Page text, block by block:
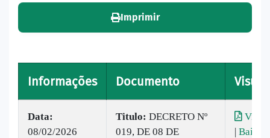
Imprimir
Informações Documento
Data:
08/02/2026
Titulo: DECRETO Nº
019, DE 08 DE
| Baixar